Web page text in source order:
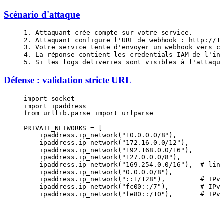
Scénario d'attaque
1. Attaquant crée compte sur votre service.
2. Attaquant configure l'URL de webhook : http://
3. Votre service tente d'envoyer un webhook vers
4. La réponse contient les credentials IAM de
5. Si les logs deliveries sont visibles à
Défense : validation stricte URL
import socket
import ipaddress
from urllib.parse import urlparse
PRIVATE_NETWORKS =
    ipaddress.ip_network(
"10.0.0.0/8" ),
    ipaddress.ip_network(
"172.16.0.0/12" ),
    ipaddress.ip_network(
"192.168.0.0/16" ),
    ipaddress.ip_network(
"127.0.0.0/8" ),
    ipaddress.ip_network(
"169.254.0.0/16" ), #
    ipaddress.ip_network(
"0.0.0.0/8" ),
    ipaddress.ip_network(
"::1/128" ), #
    ipaddress.ip_network(
"fc00::/7" ), #
    ipaddress.ip_network(
"fe80::/10" ), #